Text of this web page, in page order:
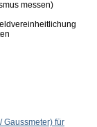
messen)
Gaussmeter) für